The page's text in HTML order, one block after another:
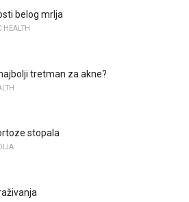
belog mrlja
HEALTH
tretman za akne?
stopala